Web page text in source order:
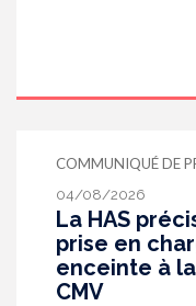
COMMUNIQUÉ DE
04/08/2026
La HAS
prise en
enceinte à
CMV